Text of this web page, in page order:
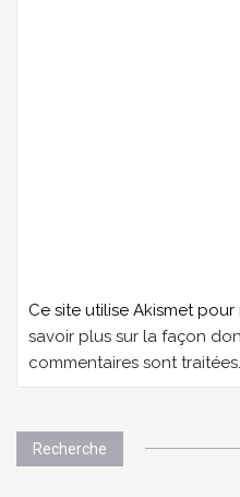
Ce site utilise Akismet
savoir plus sur la façon
commentaires sont traitées
Recherche